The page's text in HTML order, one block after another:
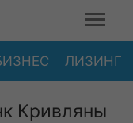
ЛИЗИНГ
Кривляны